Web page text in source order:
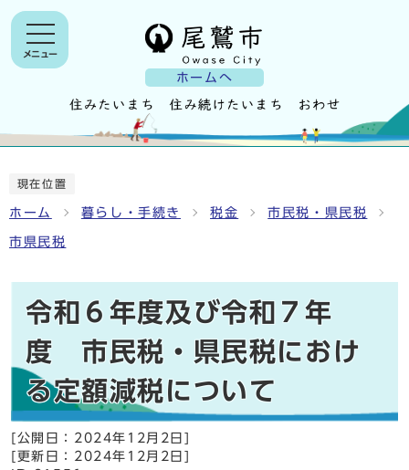
ホームへ
メニュー
現在位置
ホーム 暮らし・手続き 税金 市民税・県民税
市県民税
令和６年度及び令和７年
度 市民税・県民税におけ
る定額減税について
[公開日： 2024年12月2日
[更新日： 2024年12月2日